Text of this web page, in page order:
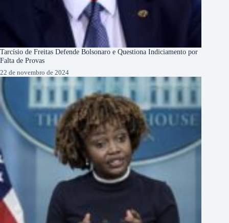
Tarcísio de Freitas Defende Bolsonaro e Questiona Indiciamento por
Falta de Provas
22 de novembro de 2024